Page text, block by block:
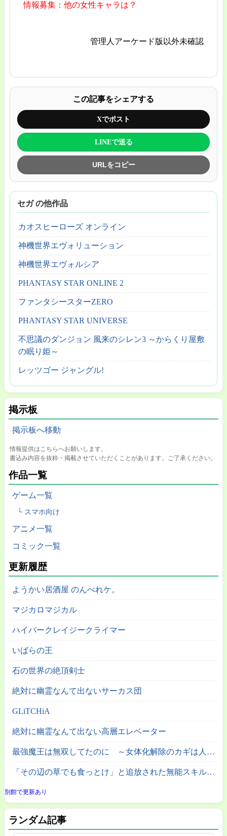
掲示板
掲示板へ移動
情報提供はこちらへお願いします。
書込み内容を抜粋・掲載させていただくことがあります。ご了承ください。
作品一覧
ゲーム一覧
スマホ向け
アニメ一覧
コミック一覧
更新履歴
ようかい居酒屋 のんべれケ。
マジカロマジカル
ハイパークレイジークライマー
いばらの王
石の世界の絶頂剣士
絶対に幽霊なんて出ないサーカス団
GLiTCHiA
絶対に幽霊なんて出ない高層エレベーター
最強魔王は無双してたのに ～女体化解除のカギは人助けの旅でした～
「その辺の草でも食っとけ」と追放された無能スキル【植物食い】持ち転生者、エルフの里で幻の植物を食べて無双する
別館で更新あり
情報募集：他の女性キャラは？
管理人アーケード版以外未確認
この記事をシェアする
Xでポスト
LINEで送る
URLをコピー
セガ の他作品
カオスヒーローズ オンライン
神機世界エヴォリューション
神機世界エヴォルシア
PHANTASY STAR ONLINE 2
ファンタシースターZERO
PHANTASY STAR UNIVERSE
不思議のダンジョン 風来のシレン3 ～からくり屋敷
の眠り姫～
レッツゴー ジャングル!
ランダム記事